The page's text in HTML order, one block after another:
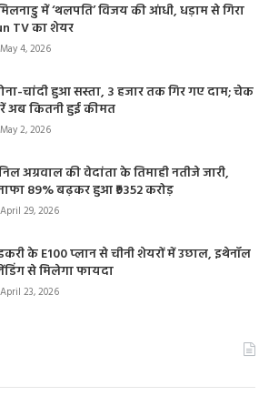
में ‘थलपति’ विजय की आंधी, धड़ाम से गिरा
TV का शेयर
May 4, 2026
चांदी हुआ सस्ता, 3 हजार तक गिर गए दाम; चेक
अब कितनी हुई कीमत
May 2, 2026
अग्रवाल की वेदांता के तिमाही नतीजे जारी,
89% बढ़कर हुआ ₹9352 करोड़
April 29, 2026
के E100 प्लान से चीनी शेयरों में उछाल, इथेनॉल
से मिलेगा फायदा
April 23, 2026